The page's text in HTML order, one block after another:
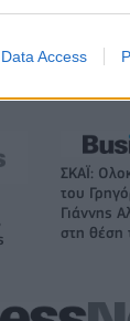
Data Access
ΣΚΑΪ:
του
Γιάννης
στη θέση